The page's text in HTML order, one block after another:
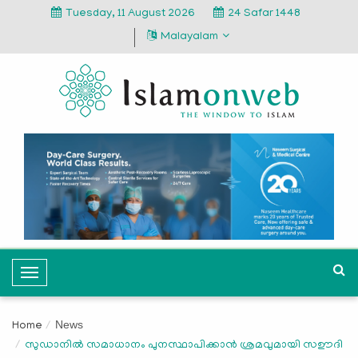
Tuesday, 11 August 2026
24 Safar 1448
Malayalam
T
o
g
l
Home News
സുഡാനില്‍ സമാധാനം പുനസ്ഥാപിക്കാന്‍ ശ്രമവുമായി സഊദി